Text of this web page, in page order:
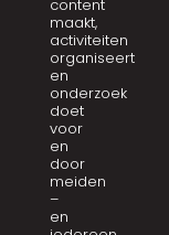
content
maakt,
activiteiten
organiseert
en
onderzoek
doet
voor
en
door
meiden
–
en